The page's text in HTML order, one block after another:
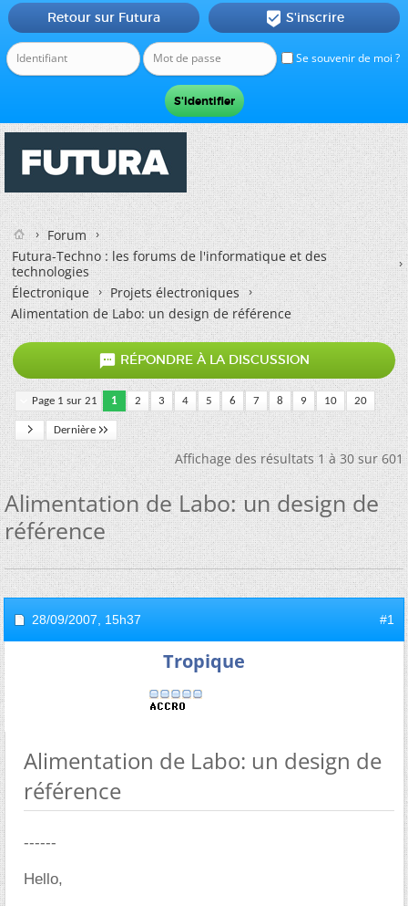
Se souvenir de moi ?
Retour sur Futura  S'inscrire
Forum
Futura-Techno : les forums de l'informatique et des
technologies
Électronique
Projets électroniques
Alimentation de Labo: un design de référence
 RÉPONDRE À LA DISCUSSION
Page 1 sur 21 1 2 3 4 5 6 7 8 9 10 20
Dernière
Affichage des résultats 1 à 30 sur 601
Alimentation de Labo: un design de
référence
28/09/2007, 15h37 #1
Tropique
Alimentation de Labo: un design de
référence
------
Hello,